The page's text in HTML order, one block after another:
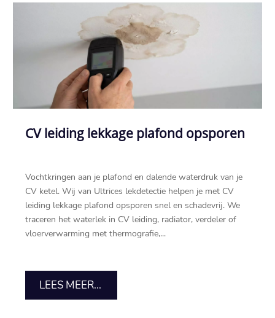
CV leiding lekkage plafond opsporen
Vochtkringen aan je plafond en dalende waterdruk van je
CV ketel.​ Wij van Ultrices lekdetectie helpen je met CV
leiding lekkage plafond opsporen snel en schadevrij.​ We
traceren het waterlek in CV leiding, radiator, verdeler of
vloerverwarming met thermografie,...
LEES MEER...